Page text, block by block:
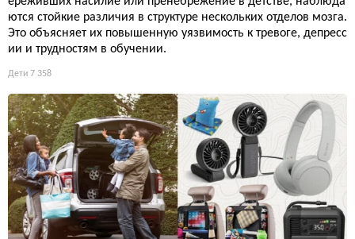
ются стойкие различия в структуре нескольких отделов мозга.
Это объясняет их повышенную уязвимость к тревоге, депресс
ии и трудностям в обучении.
Дети 7 358